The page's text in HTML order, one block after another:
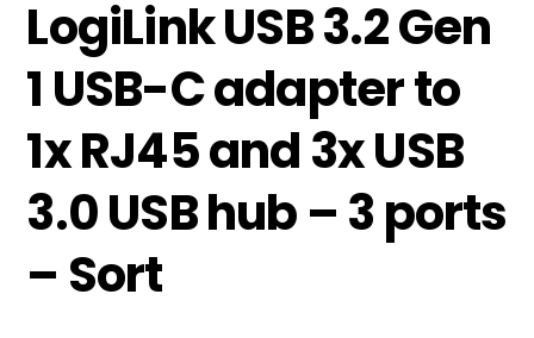
LogiLink USB 3.2 Gen
1 USB-C adapter to
1x RJ45 and 3x USB
3.0 USB hub – 3 ports
– Sort